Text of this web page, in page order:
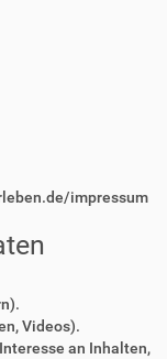
impressum
Videos).
an Inhalten,